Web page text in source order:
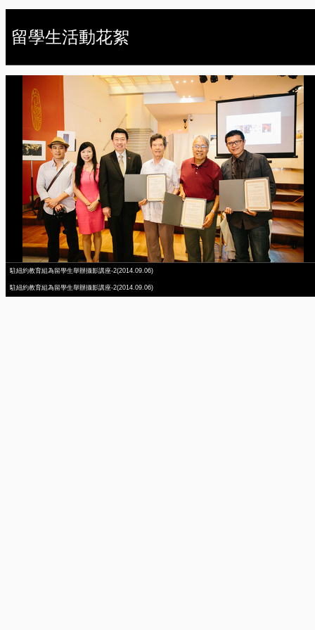
留學生活動花絮
駐紐約教育組為留學生舉辦攝影講座-2(2014.09.06)
駐紐約教育組為留學生舉辦攝影講座-2(2014.09.06)